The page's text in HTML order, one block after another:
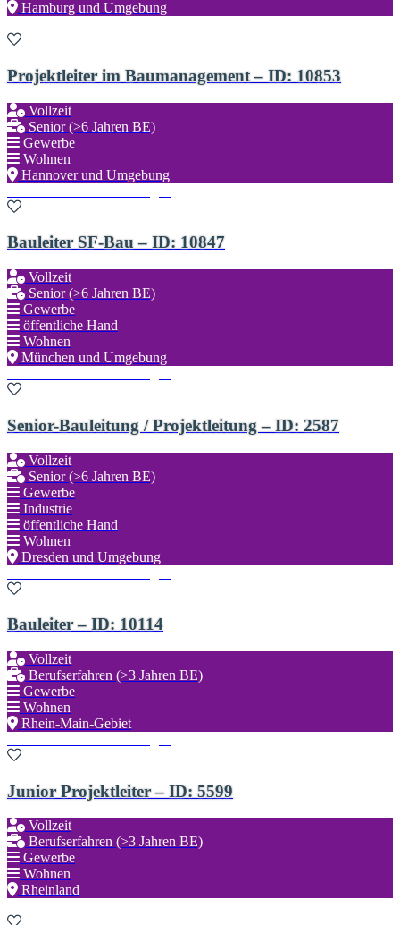
Hamburg und Umgebung
Projektleiter im Baumanagement – ID: 10853
Vollzeit
Senior (>6 Jahren BE)
Gewerbe
Wohnen
Hannover und Umgebung
Bauleiter SF-Bau – ID: 10847
Vollzeit
Senior (>6 Jahren BE)
Gewerbe
öffentliche Hand
Wohnen
München und Umgebung
Senior-Bauleitung / Projektleitung – ID: 2587
Vollzeit
Senior (>6 Jahren BE)
Gewerbe
Industrie
öffentliche Hand
Wohnen
Dresden und Umgebung
Bauleiter – ID: 10114
Vollzeit
Berufserfahren (>3 Jahren BE)
Gewerbe
Wohnen
Rhein-Main-Gebiet
Junior Projektleiter – ID: 5599
Vollzeit
Berufserfahren (>3 Jahren BE)
Gewerbe
Wohnen
Rheinland